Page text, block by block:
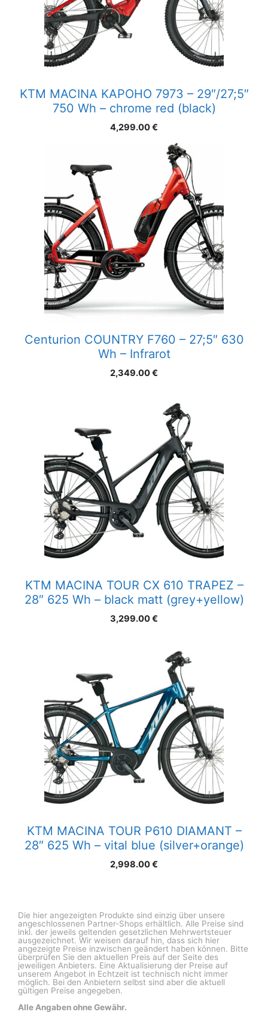
KTM MACINA KAPOHO 7973 – 29″/27;5″
750 Wh – chrome red (black)
4,299.00€
Centurion COUNTRY F760 – 27;5″ 630
Wh – Infrarot
2,349.00€
KTM MACINA TOUR CX 610 TRAPEZ –
28″ 625 Wh – black matt (grey+yellow)
3,299.00€
KTM MACINA TOUR P610 DIAMANT –
28″ 625 Wh – vital blue (silver+orange)
2,998.00€
Die hier angezeigten Produkte sind einzig über unsere
angeschlossenen Partner-Shops erhältlich. Alle Preise sind
inkl. der jeweils geltenden gesetzlichen Mehrwertsteuer
ausgezeichnet. Wir weisen darauf hin, dass sich hier
angezeigte Preise inzwischen geändert haben können. Bitte
überprüfen Sie den aktuellen Preis auf der Seite des
jeweiligen Anbieters. Eine Aktualisierung der Preise auf
unserem Angebot in Echtzeit ist technisch nicht immer
möglich. Bei den Anbietern selbst sind aber die aktuell
gültigen Preise angegeben.
Alle Angaben ohne Gewähr.